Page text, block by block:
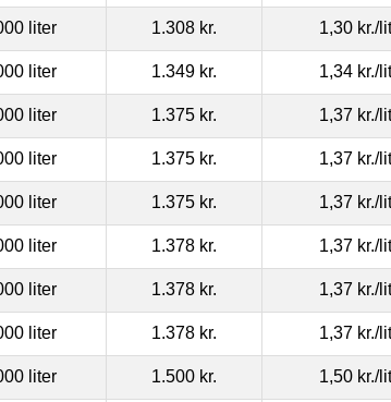
liter 1.308 kr. 1,30 kr./
liter 1.349 kr. 1,34 kr./
liter 1.375 kr. 1,37 kr./
liter 1.375 kr. 1,37 kr./
liter 1.375 kr. 1,37 kr./
liter 1.378 kr. 1,37 kr./
liter 1.378 kr. 1,37 kr./
liter 1.378 kr. 1,37 kr./
liter 1.500 kr. 1,50 kr./